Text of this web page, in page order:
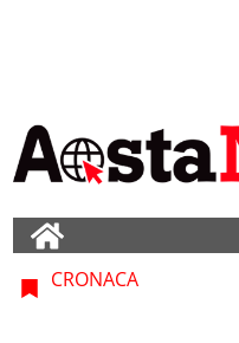
CRONACA